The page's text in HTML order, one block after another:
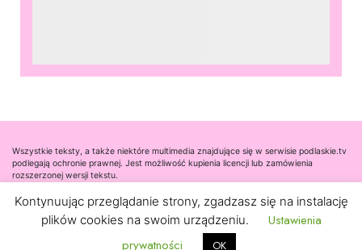
Wszystkie teksty, a także niektóre multimedia znajdujące się w serwisie podlaskie.tv
podlegają ochronie prawnej. Jest możliwość kupienia licencji lub zamówienia
rozszerzonej wersji tekstu.
Współpraca
Kontakt
Kontynuując przeglądanie strony, zgadzasz się na instalację
plików cookies na swoim urządzeniu.
Ustawienia
prywatności
OK